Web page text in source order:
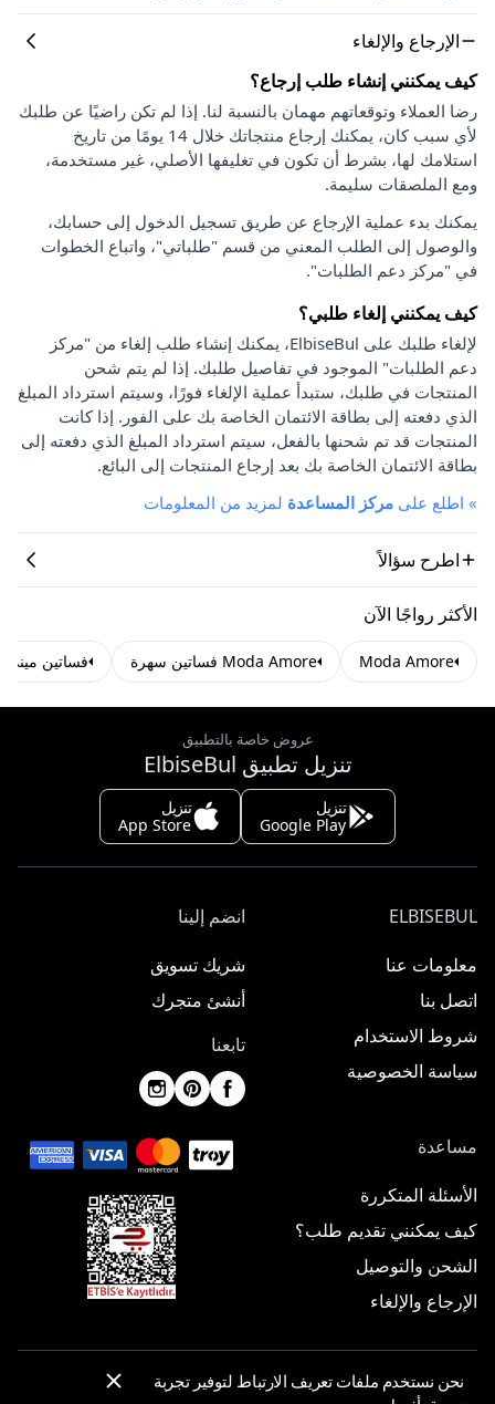
الإرجاع والإلغاء
كيف يمكنني إنشاء طلب إرجاع؟
رضا العملاء وتوقعاتهم مهمان بالنسبة لنا. إذا لم تكن راضيًا عن طلبك
لأي سبب كان، يمكنك إرجاع منتجاتك خلال 14 يومًا من تاريخ
استلامك لها، بشرط أن تكون في تغليفها الأصلي، غير مستخدمة،
ومع الملصقات سليمة.
يمكنك بدء عملية الإرجاع عن طريق تسجيل الدخول إلى حسابك،
والوصول إلى الطلب المعني من قسم "طلباتي"، واتباع الخطوات
في "مركز دعم الطلبات".
كيف يمكنني إلغاء طلبي؟
لإلغاء طلبك على ElbiseBul، يمكنك إنشاء طلب إلغاء من "مركز
دعم الطلبات" الموجود في تفاصيل طلبك. إذا لم يتم شحن
المنتجات في طلبك، ستبدأ عملية الإلغاء فورًا، وسيتم استرداد المبلغ
الذي دفعته إلى بطاقة الائتمان الخاصة بك على الفور. إذا كانت
المنتجات قد تم شحنها بالفعل، سيتم استرداد المبلغ الذي دفعته إلى
بطاقة الائتمان الخاصة بك بعد إرجاع المنتجات إلى البائع.
» اطلع على مركز المساعدة لمزيد من المعلومات
اطرح سؤالاً
الأكثر رواجًا الآن
Moda Amore Moda Amore فساتين سهرة فساتين
عروض خاصة بالتطبيق
تنزيل تطبيق ElbiseBul
تنزيل
Google Play
تنزيل
App Store
ELBISEBUL
معلومات عنا
اتصل بنا
شروط الاستخدام
سياسة الخصوصية
انضم إلينا
شريك تسويق
أنشئ متجرك
تابعنا
مساعدة
الأسئلة المتكررة
كيف يمكنني تقديم طلب؟
الشحن والتوصيل
الإرجاع والإلغاء
نحن نستخدم ملفات تعريف الارتباط لتوفير تجربة